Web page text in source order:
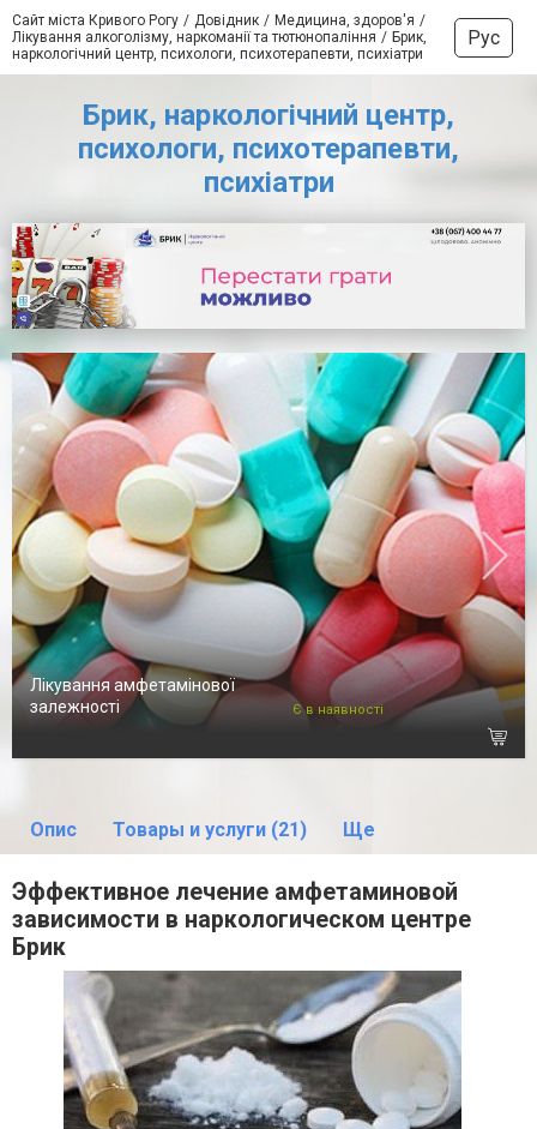
Сайт міста Кривого Рогу Довідник
Медицина, здоров'я
Лікування алкоголізму, наркоманії та тютюнопаління
Брик,
наркологічний центр, психологи, психотерапевти, психіатри
Рус
Брик, наркологічний центр,
психологи, психотерапевти,
психіатри
Лікування амфетамінової
залежності
Є в наявності
Опис Товары и услуги (21) Ще
Эффективное лечение амфетаминовой
зависимости в наркологическом центре
Брик